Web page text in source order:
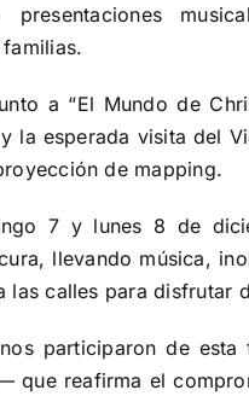
a “El Mundo de
la esperada visita del
de mapping.
7 y lunes 8 de
llevando música,
las calles para disfrutar
participaron de
que reafirma el